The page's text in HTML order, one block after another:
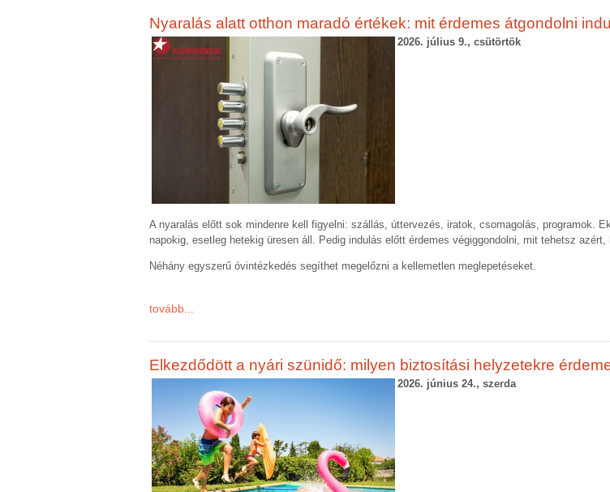
Nyaralás alatt otthon maradó értékek: mit érdemes átgondolni
2026. július 9., csütörtök
A nyaralás előtt sok mindenre kell figyelni: szállás, úttervezés, iratok, csomagolás, programok.
napokig, esetleg hetekig üresen áll. Pedig indulás előtt érdemes végiggondolni, mit tehetsz
Néhány egyszerű óvintézkedés segíthet megelőzni a kellemetlen meglepetéseket.
tovább...
Elkezdődött a nyári szünidő: milyen biztosítási helyzetekre
2026. június 24., szerda